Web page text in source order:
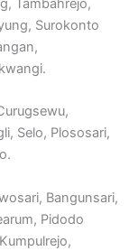
Tambahrejo,
Surokonto
Selo, Plososari,
Bangunsari,
Pidodo